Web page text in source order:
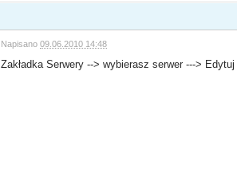
Napisano09.06.2010 14:48
Zakładka Serwery --> wybierasz serwer --->